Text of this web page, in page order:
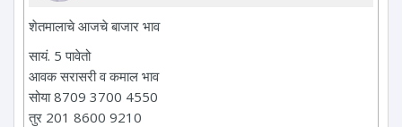
शेतमालाचे आजचे बाजार भाव
सायं. 5 पावेतो
आवक सरासरी व कमाल भाव
सोया 8709 3700 4550
तुर 201 8600 9210